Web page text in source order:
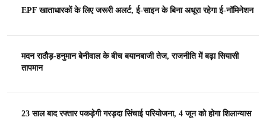
EPF खाताधारकों के लिए जरूरी अलर्ट, ई-साइन के बिना अधूरा रहेगा ई-नॉमिनेशन
मदन राठौड़-हनुमान बेनीवाल के बीच बयानबाजी तेज, राजनीति में बढ़ा सियासी
तापमान
23 साल बाद रफ्तार पकड़ेगी गरड़दा सिंचाई परियोजना, 4 जून को होगा शिलान्यास